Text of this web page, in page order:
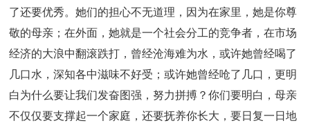
了还要优秀。她们的担心不无道理，因为在家里，她是你尊
敬的母亲；在外面，她就是一个社会分工的竞争者，在市场
经济的大浪中翻滚跌打，曾经沧海难为水，或许她曾经喝了
几口水，深知各中滋味不好受；或许她曾经呛了几口，更明
白为什么要让我们发奋图强，努力拼搏？你们要明白，母亲
不仅仅要支撑起一个家庭，还要抚养你长大，要日复一日地